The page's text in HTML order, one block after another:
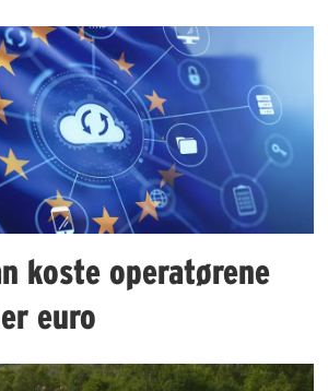
koste operatørene
euro